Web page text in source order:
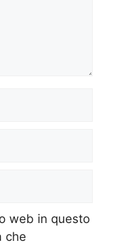
web in questo
che